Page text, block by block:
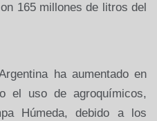
165 millones de litros del
ha aumentado en
el uso de agroquímicos,
Húmeda, debido a los